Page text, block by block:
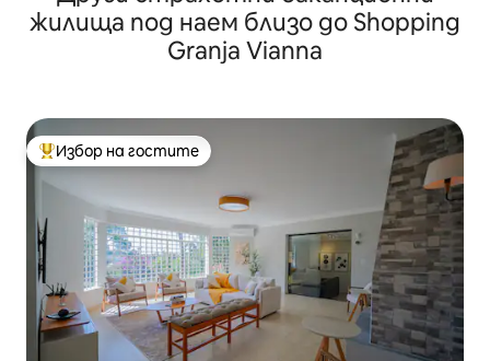
жилища под наем близо до Shopping
Granja Vianna
Най-популярен избор на гостите
Избор на гостите